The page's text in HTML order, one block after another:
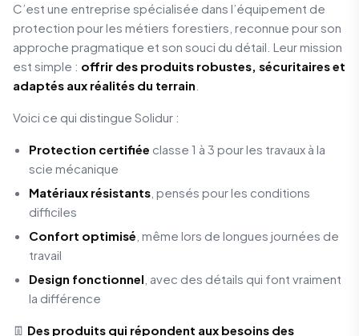
C’est une entreprise spécialisée dans l’équipement de
protection pour les métiers forestiers, reconnue pour son
approche pragmatique et son souci du détail. Leur mission
est simple : offrir des produits robustes, sécuritaires et
adaptés aux réalités du terrain
Voici ce qui distingue Solidur :
Protection certifiée classe 1 à 3 pour les travaux à la
scie mécanique
Matériaux résistants , pensés pour les conditions
difficiles
Confort optimisé , même lors de longues journées de
travail
Design fonctionnel , avec des détails qui font vraiment
la différence
👖 Des produits qui répondent aux besoins des